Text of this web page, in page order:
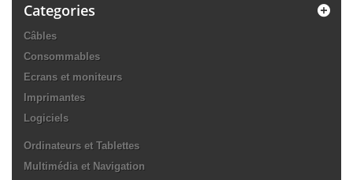
Categories
Câbles
Consommables
Ecrans et moniteurs
Imprimantes
Logiciels
Ordinateurs et Tablettes
Multimédia et Navigation